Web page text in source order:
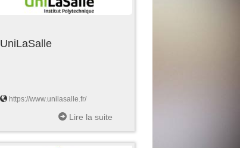
UniLaSalle
https://www.unilasalle.fr/
Lire la suite